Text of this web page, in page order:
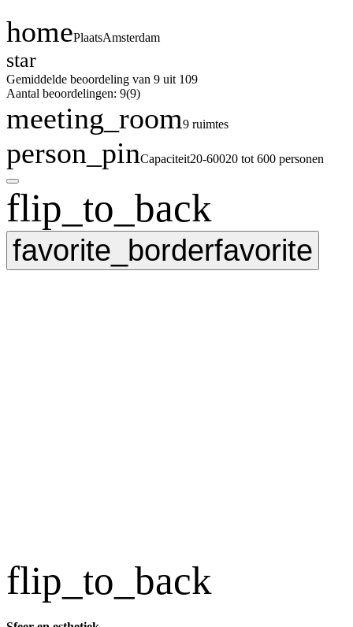
homePlaatsAmsterdam
star
Gemiddelde beoordeling van 9 uit 109
Aantal beoordelingen: 9(9)
meeting_room9 ruimtes
person_pinCapaciteit20-60020 tot 600 personen
flip_to_back
favorite_borderfavorite
flip_to_back